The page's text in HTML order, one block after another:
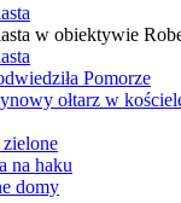
w obiektywie
Pomorze
ołtarz w
na haku
domy